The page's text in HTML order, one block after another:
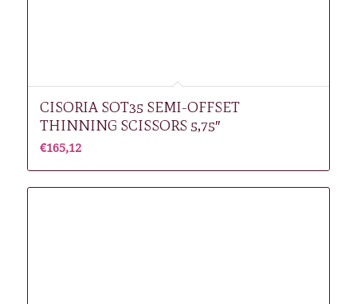
CISORIA SOT35 SEMI-OFFSET
THINNING SCISSORS 5,75″
€165,12